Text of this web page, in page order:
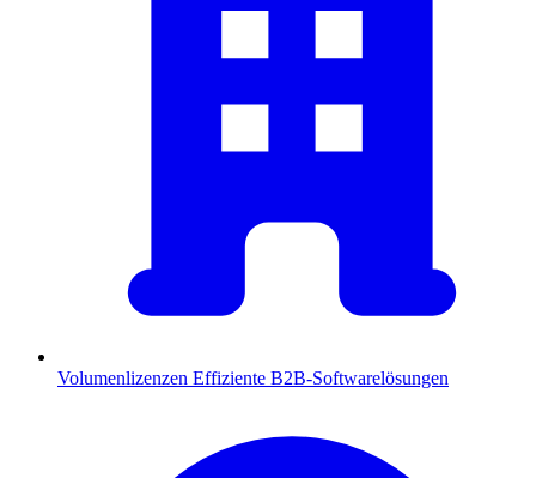
Volumenlizenzen Effiziente B2B-Softwarelösungen